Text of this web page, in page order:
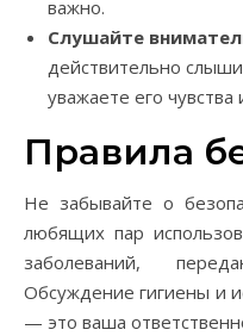
важно.
Слушайте
действительно
уважаете его
Правила
Не забывайте о
любящих пар
заболеваний,
Обсуждение гигиены и
— это ваша